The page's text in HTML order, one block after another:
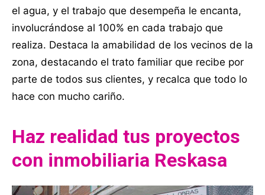
el agua, y el trabajo que desempeña le encanta,
involucrándose al 100% en cada trabajo que
realiza. Destaca la amabilidad de los vecinos de la
zona, destacando el trato familiar que recibe por
parte de todos sus clientes, y recalca que todo lo
hace con mucho cariño.
Haz realidad tus proyectos
con inmobiliaria Reskasa